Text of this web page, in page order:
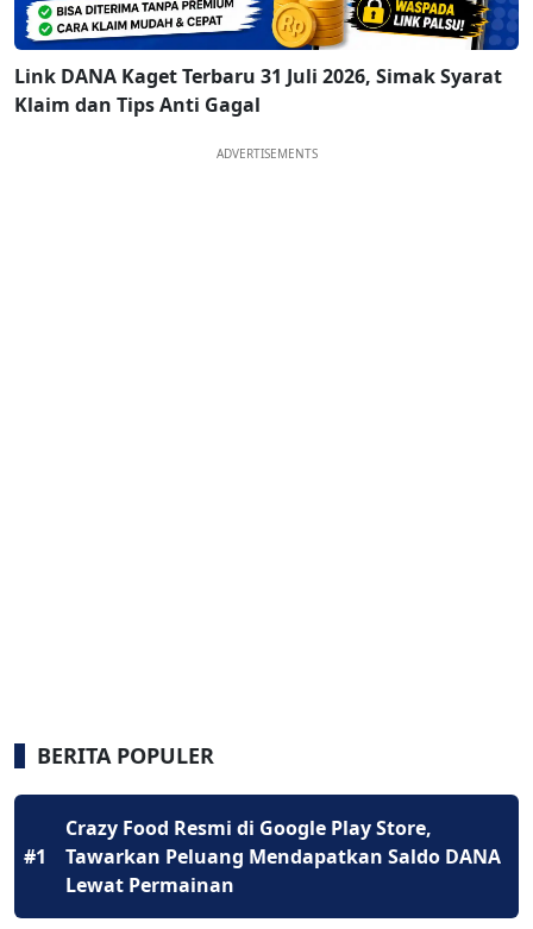
Link DANA Kaget Terbaru 31 Juli 2026, Simak Syarat
Klaim dan Tips Anti Gagal
ADVERTISEMENTS
BERITA POPULER
#1
Crazy Food Resmi di Google Play Store,
Tawarkan Peluang Mendapatkan Saldo DANA
Lewat Permainan